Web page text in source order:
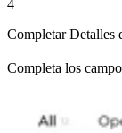
4
Completar Detalles
Completa los